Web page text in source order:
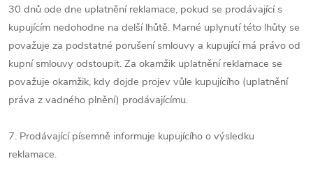
30 dnů ode dne uplatnění reklamace, pokud se prodávající s
kupujícím nedohodne na delší lhůtě. Marné uplynutí této lhůty se
považuje za podstatné porušení smlouvy a kupující má právo od
kupní smlouvy odstoupit. Za okamžik uplatnění reklamace se
považuje okamžik, kdy dojde projev vůle kupujícího (uplatnění
práva z vadného plnění) prodávajícímu.
7. Prodávající písemně informuje kupujícího o výsledku
reklamace.